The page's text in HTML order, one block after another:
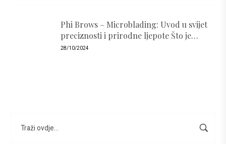
Phi Brows – Microblading: Uvod u svijet
preciznosti i prirodne ljepote Što je
PhiBrows i zašto je popularan ?
28/10/2024